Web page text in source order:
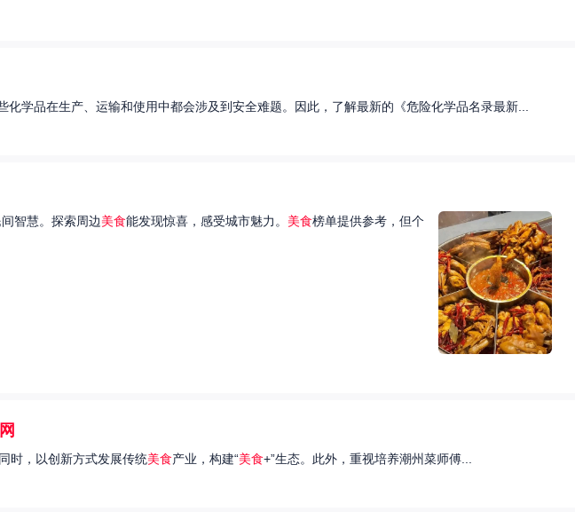
学品在生产、运输和使用中都会涉及到安全难题。因此，了解最新的《危险化学品名录最新...
智慧。探索周边美食能发现惊喜，感受城市魅力。 美食榜单提供参考，但个
时，以创新方式发展传统美食产业，构建“美食+”生态。此外，重视培养潮州菜师傅...